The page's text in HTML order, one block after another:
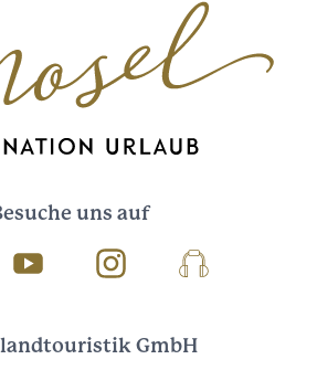
uns auf
Youtube InstagramPodcast
GmbH